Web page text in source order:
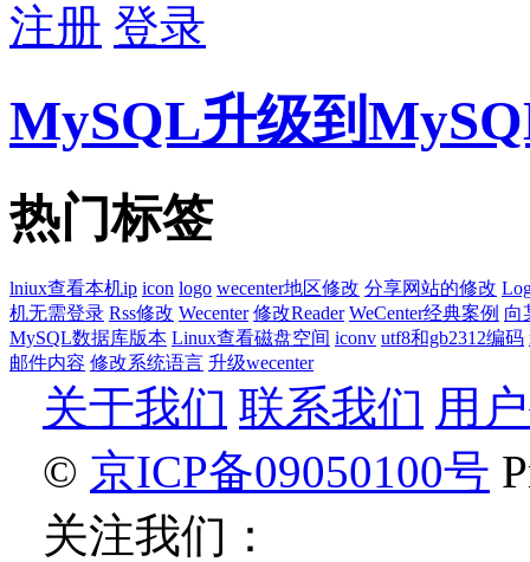
注册 登录
MySQL升级到
热门标签
lniux查看本机ip icon logo wecenter地区修改 分享网站的修改
机无需登录 Rss修改 Wecenter 修改Reader WeCenter经典案例 向
MySQL数据库版本 Linux查看磁盘空间 iconv utf8和gb2312编码
邮件内容 修改系统语言 升级wecenter
关于我们 联系我们 用
© 京ICP备09050100号
关注我们：